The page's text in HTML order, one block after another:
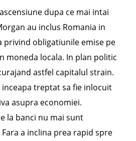
dupa ce mai intai
au inclus Romania in
privind obligatiunile emise pe
moneda locala. In plan politic
astfel capitalul strain.
inceapa treptat sa fie inlocuit
asupra economiei.
la banci nu mai sunt
a inclina prea rapid spre